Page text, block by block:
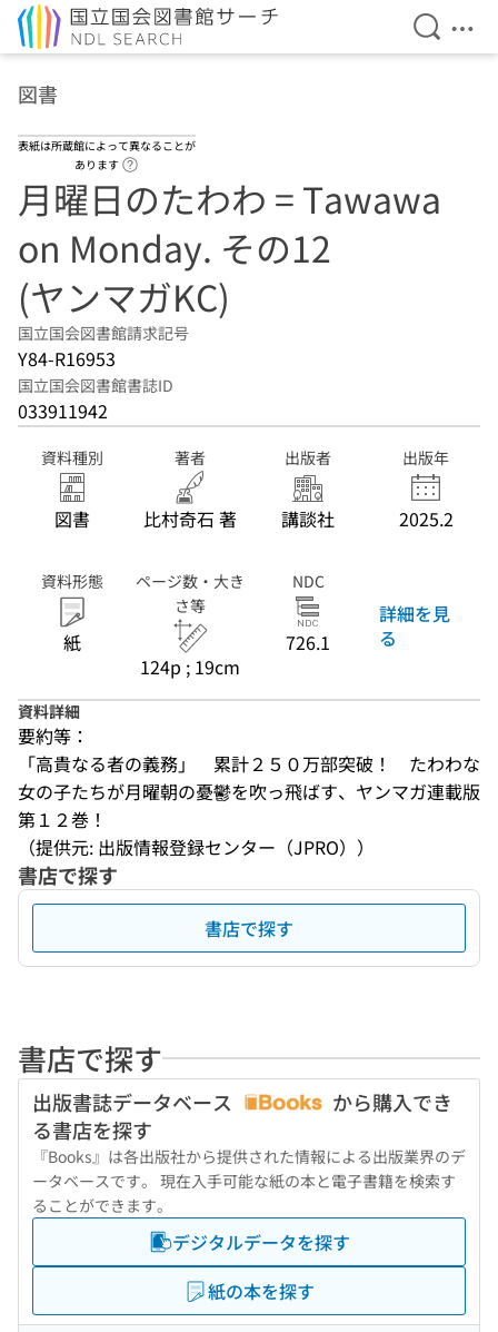
検索を
メ
図書
表紙は所蔵館によって異なることが
あります
月曜日のたわわ = Tawawa
on Monday. その12
(ヤンマガKC)
国立国会図書館請求記号
Y84-R16953
国立国会図書館書誌ID
033911942
資料種別
図書
著者
比村奇石 著
出版者
講談社
出版年
2025.2
資料形態
紙
ページ数・大き
さ等
124p ; 19cm
NDC
726.1
詳細を見
る
資料詳細
要約等：
「高貴なる者の義務」　累計２５０万部突破！　たわわな
女の子たちが月曜朝の憂鬱を吹っ飛ばす、ヤンマガ連載版
第１２巻！
（提供元: 出版情報登録センター（JPRO））
書店で探す
書店で探す
書店で探す
出版書誌データベース
から購入でき
る書店を探す
『Books』は各出版社から提供された情報による出版業界のデ
ータベースです。 現在入手可能な紙の本と電子書籍を検索す
ることができます。
デジタルデータを探す
紙の本を探す